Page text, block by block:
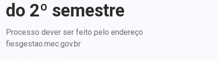
do 2º semestre
Processo dever ser feito pelo endereço
fiesgestao.mec.gov.br